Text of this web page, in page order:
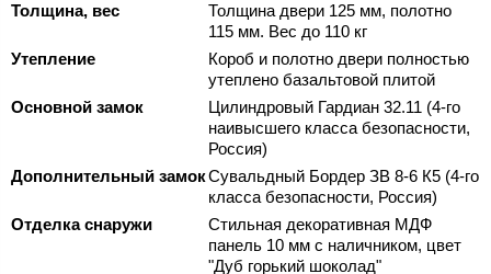
Толщина, вес
Толщина двери 125 мм, полотно
115 мм. Вес до 110 кг
Утепление
Короб и полотно двери полностью
утеплено базальтовой плитой
Основной замок
Цилиндровый Гардиан 32.11 (4-го
наивысшего класса безопасности,
Россия)
Дополнительный замокСувальдный Бордер ЗВ 8-6 К5 (4-го
класса безопасности, Россия)
Отделка снаружи
Стильная декоративная МДФ
панель 10 мм с наличником, цвет
"Дуб горький шоколад"